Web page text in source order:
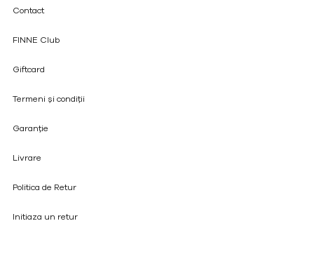
Contact
FINNE Club
Giftcard
Termeni și condiții
Garanție
Livrare
Politica de Retur
Initiaza un retur